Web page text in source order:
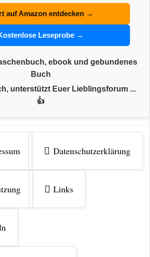
auf Amazon entdecken →
Leseprobe →
ebook und gebundenes
Buch
unterstützt Euer Lieblingsforum ...
👍
Datenschutzerklärung
Links